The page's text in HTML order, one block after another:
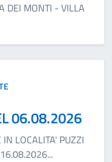
DEI MONTI - VILLA
06.08.2026
LOCALITA' PUZZI
16.08.2026...